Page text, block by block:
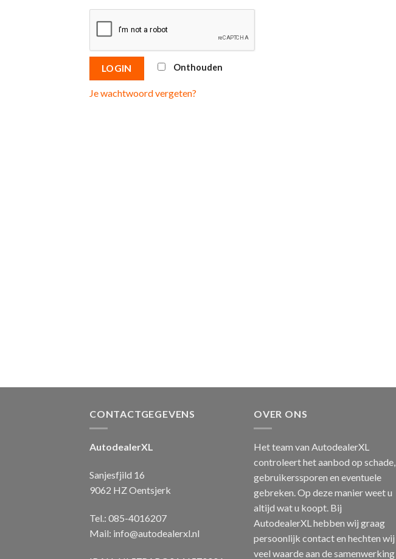
LOGIN Onthouden
Je wachtwoord vergeten?
CONTACTGEGEVENS
AutodealerXL
Sanjesfjild 16
9062 HZ Oentsjerk
Tel.: 085-4016207
Mail: info@autodealerxl.nl
OVER ONS
Het team van AutodealerXL
controleert het aanbod op schade,
gebruikerssporen en eventuele
gebreken. Op deze manier weet u
altijd wat u koopt. Bij
AutodealerXL hebben wij graag
persoonlijk contact en hechten wij
veel waarde aan de samenwerking